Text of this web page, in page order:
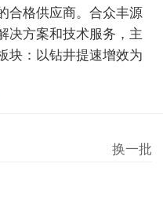
合格供应商。合众丰源
决方案和技术服务，主
块：以钻井提速增效为
换一批